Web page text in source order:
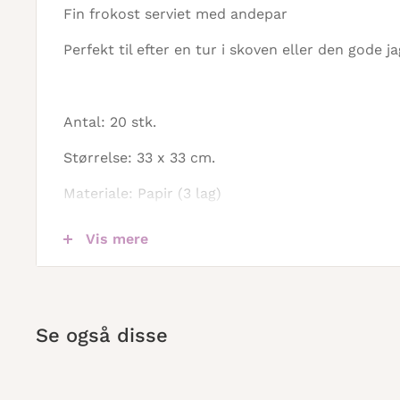
Fin frokost serviet med andepar
Perfekt til efter en tur i skoven eller den gode
Antal: 20 stk.
Størrelse: 33 x 33 cm.
Materiale: Papir (3 lag)
Vis mere
Se også disse